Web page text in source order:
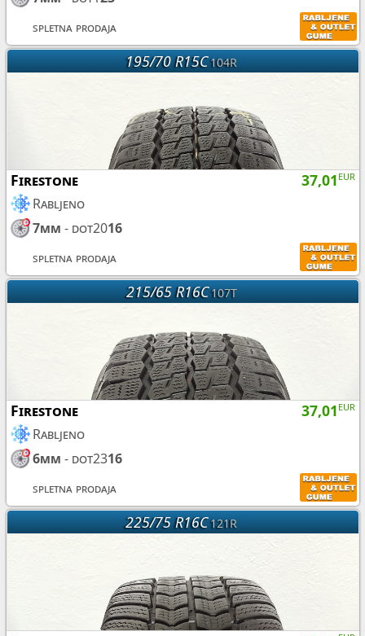
spletna prodaja
195/70 R15C104R
37,01 EUR
Firestone
Rabljeno
7mm - dot2016
spletna prodaja
215/65 R16C107T
37,01 EUR
Firestone
Rabljeno
6mm - dot2316
spletna prodaja
225/75 R16C121R